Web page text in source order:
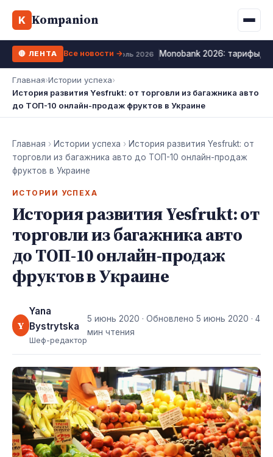
K Kompanion
Калькулятор МФО
Все 10 МФО →
Жизни
WhiteBIT
Kuna
Bybit
OKX
Ипотека
Депозит
Рефинансирование
ФОП налоги
🔴 ЛЕНТА 12 июль 2026 Monobank 2026: тарифы,
Все новости →
Главная›Истории успеха›
История развития Yesfrukt: от торговли из багажника авто
до ТОП-10 онлайн-продаж фруктов в Украине
Главная › Истории успеха › История развития Yesfrukt: от
торговли из багажника авто до ТОП-10 онлайн-продаж
фруктов в Украине
ИСТОРИИ УСПЕХА
История развития Yesfrukt: от
торговли из багажника авто
до ТОП-10 онлайн-продаж
фруктов в Украине
Y
Yana
Bystrytska
Шеф-редактор
5 июнь 2020 · Обновлено5 июнь 2020 · 4
мин чтения